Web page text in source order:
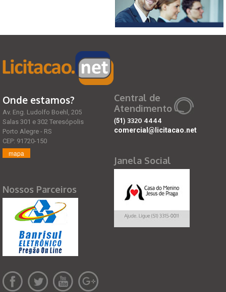
Onde estamos?
Av. Eng. Ludolfo Boehl, 205
Salas 301 e 302 Teresópolis
Porto Alegre - RS
CEP: 91720-150
mapa
Nossos Parceiros
Central de
Atendimento
(51) 3320 4444
comercial@licitacao.net
Janela Social